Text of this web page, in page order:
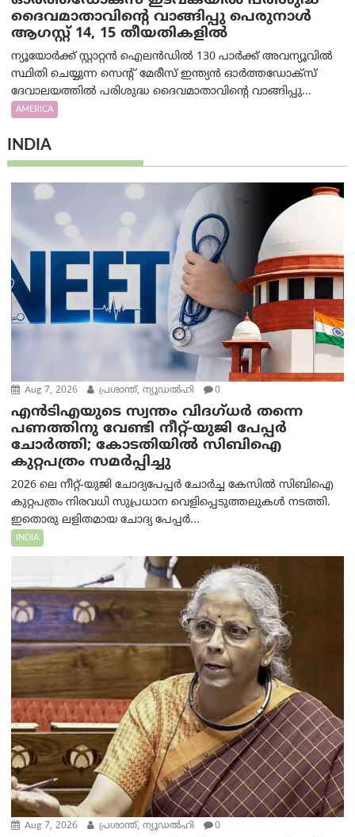
ദൈവമാതാവിന്റെ വാങ്ങിപ്പു പെരുനാൾ
ആഗസ്റ്റ് 14, 15 തീയതികളിൽ
ന്യൂയോർക്ക് സ്റ്റാറ്റൻ ഐലൻഡിൽ 130 പാർക്ക് അവന്യൂവിൽ
സ്ഥിതി ചെയ്യുന്ന സെന്റ് മേരീസ് ഇന്ത്യൻ ഓർത്തഡോക്സ്
ദേവാലയത്തിൽ പരിശുദ്ധ ദൈവമാതാവിന്റെ വാങ്ങിപ്പു...
AMERICA
INDIA
Aug 7, 2026 പ്രശാന്ത്, ന്യൂഡല്‍ഹി 0
എൻ‌ടി‌എയുടെ സ്വന്തം വിദഗ്ധർ തന്നെ
പണത്തിനു വേണ്ടി നീറ്റ്-യു‌ജി പേപ്പർ
ചോർത്തി; കോടതിയില്‍ സിബിഐ
കുറ്റപത്രം സമര്‍പ്പിച്ചു
2026 ലെ നീറ്റ്-യുജി ചോദ്യപേപ്പർ ചോർച്ച കേസിൽ സിബിഐ
കുറ്റപത്രം നിരവധി സുപ്രധാന വെളിപ്പെടുത്തലുകൾ നടത്തി.
ഇതൊരു ലളിതമായ ചോദ്യ പേപ്പർ...
INDIA
Aug 7, 2026 പ്രശാന്ത്, ന്യൂഡല്‍ഹി 0